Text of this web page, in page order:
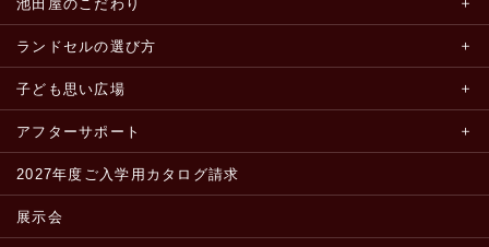
池田屋のこだわり
ランドセルの選び方
子ども思い広場
アフターサポート
2027年度ご入学用カタログ請求
展示会